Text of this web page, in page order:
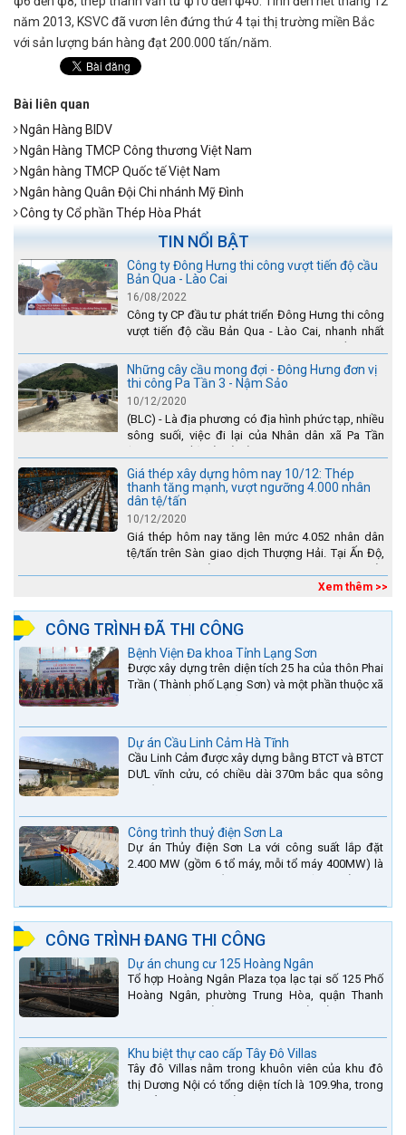
năm 2013, KSVC đã vươn lên đứng thứ 4 tại thị trường miền Bắc
với sản lượng bán hàng đạt 200.000 tấn/năm.
Bài liên quan
Ngân Hàng BIDV
Ngân Hàng TMCP Công thương Việt Nam
Ngân hàng TMCP Quốc tế Việt Nam
Ngân hàng Quân Đội Chi nhánh Mỹ Đình
Công ty Cổ phần Thép Hòa Phát
TIN NỔI BẬT
Công ty Đông Hưng thi công vượt tiến độ cầu
Bản Qua - Lào Cai
16/08/2022
Công ty CP đầu tư phát triển Đông Hưng thi công
vượt tiến độ cầu Bản Qua - Lào Cai, nhanh nhất
Lào Cai.
Những cây cầu mong đợi - Đông Hưng đơn vị
thi công Pa Tần 3 - Nậm Sảo
10/12/2020
(BLC) - Là địa phương có địa hình phức tạp, nhiều
sông suối, việc đi lại của Nhân dân xã Pa Tần
lũ....
Giá thép xây dựng hôm nay 10/12: Thép
thanh tăng mạnh, vượt ngưỡng 4.000 nhân
dân tệ/tấn
10/12/2020
Giá thép hôm nay tăng lên mức 4.052 nhân dân
tệ/tấn trên Sàn giao dịch Thượng Hải. Tại Ấn Độ,
Xem thêm >>
CÔNG TRÌNH ĐÃ THI CÔNG
Bệnh Viện Đa khoa Tỉnh Lạng Sơn
Được xây dựng trên diện tích 25 ha của thôn Phai
Trần ( Thành phố Lạng Sơn) và một phần thuộc xã
Dự án Cầu Linh Cảm Hà Tĩnh
Cầu Linh Cảm được xây dựng bằng BTCT và BTCT
DƯL vĩnh cửu, có chiều dài 370m bắc qua sông
Công trình thuỷ điện Sơn La
Dự án Thủy điện Sơn La với công suất lắp đặt
2.400 MW (gồm 6 tổ máy, mỗi tổ máy 400MW) là
CÔNG TRÌNH ĐANG THI CÔNG
Dự án chung cư 125 Hoàng Ngân
Tổ hợp Hoàng Ngân Plaza tọa lạc tại số 125 Phố
Hoàng Ngân, phường Trung Hòa, quận Thanh
Khu biệt thự cao cấp Tây Đô Villas
Tây đô Villas nằm trong khuôn viên của khu đô
thị Dương Nội có tổng diện tích là 109.9ha, trong